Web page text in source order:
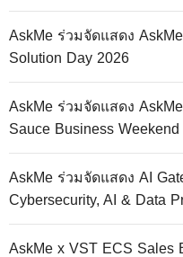
AskMe ร่วมจัดแสดง
Solution Day 2026
AskMe ร่วมจัดแสดง
Sauce Business
AskMe ร่วมจัดแสดง AI
Cybersecurity, AI & Data
AskMe x VST ECS Sales